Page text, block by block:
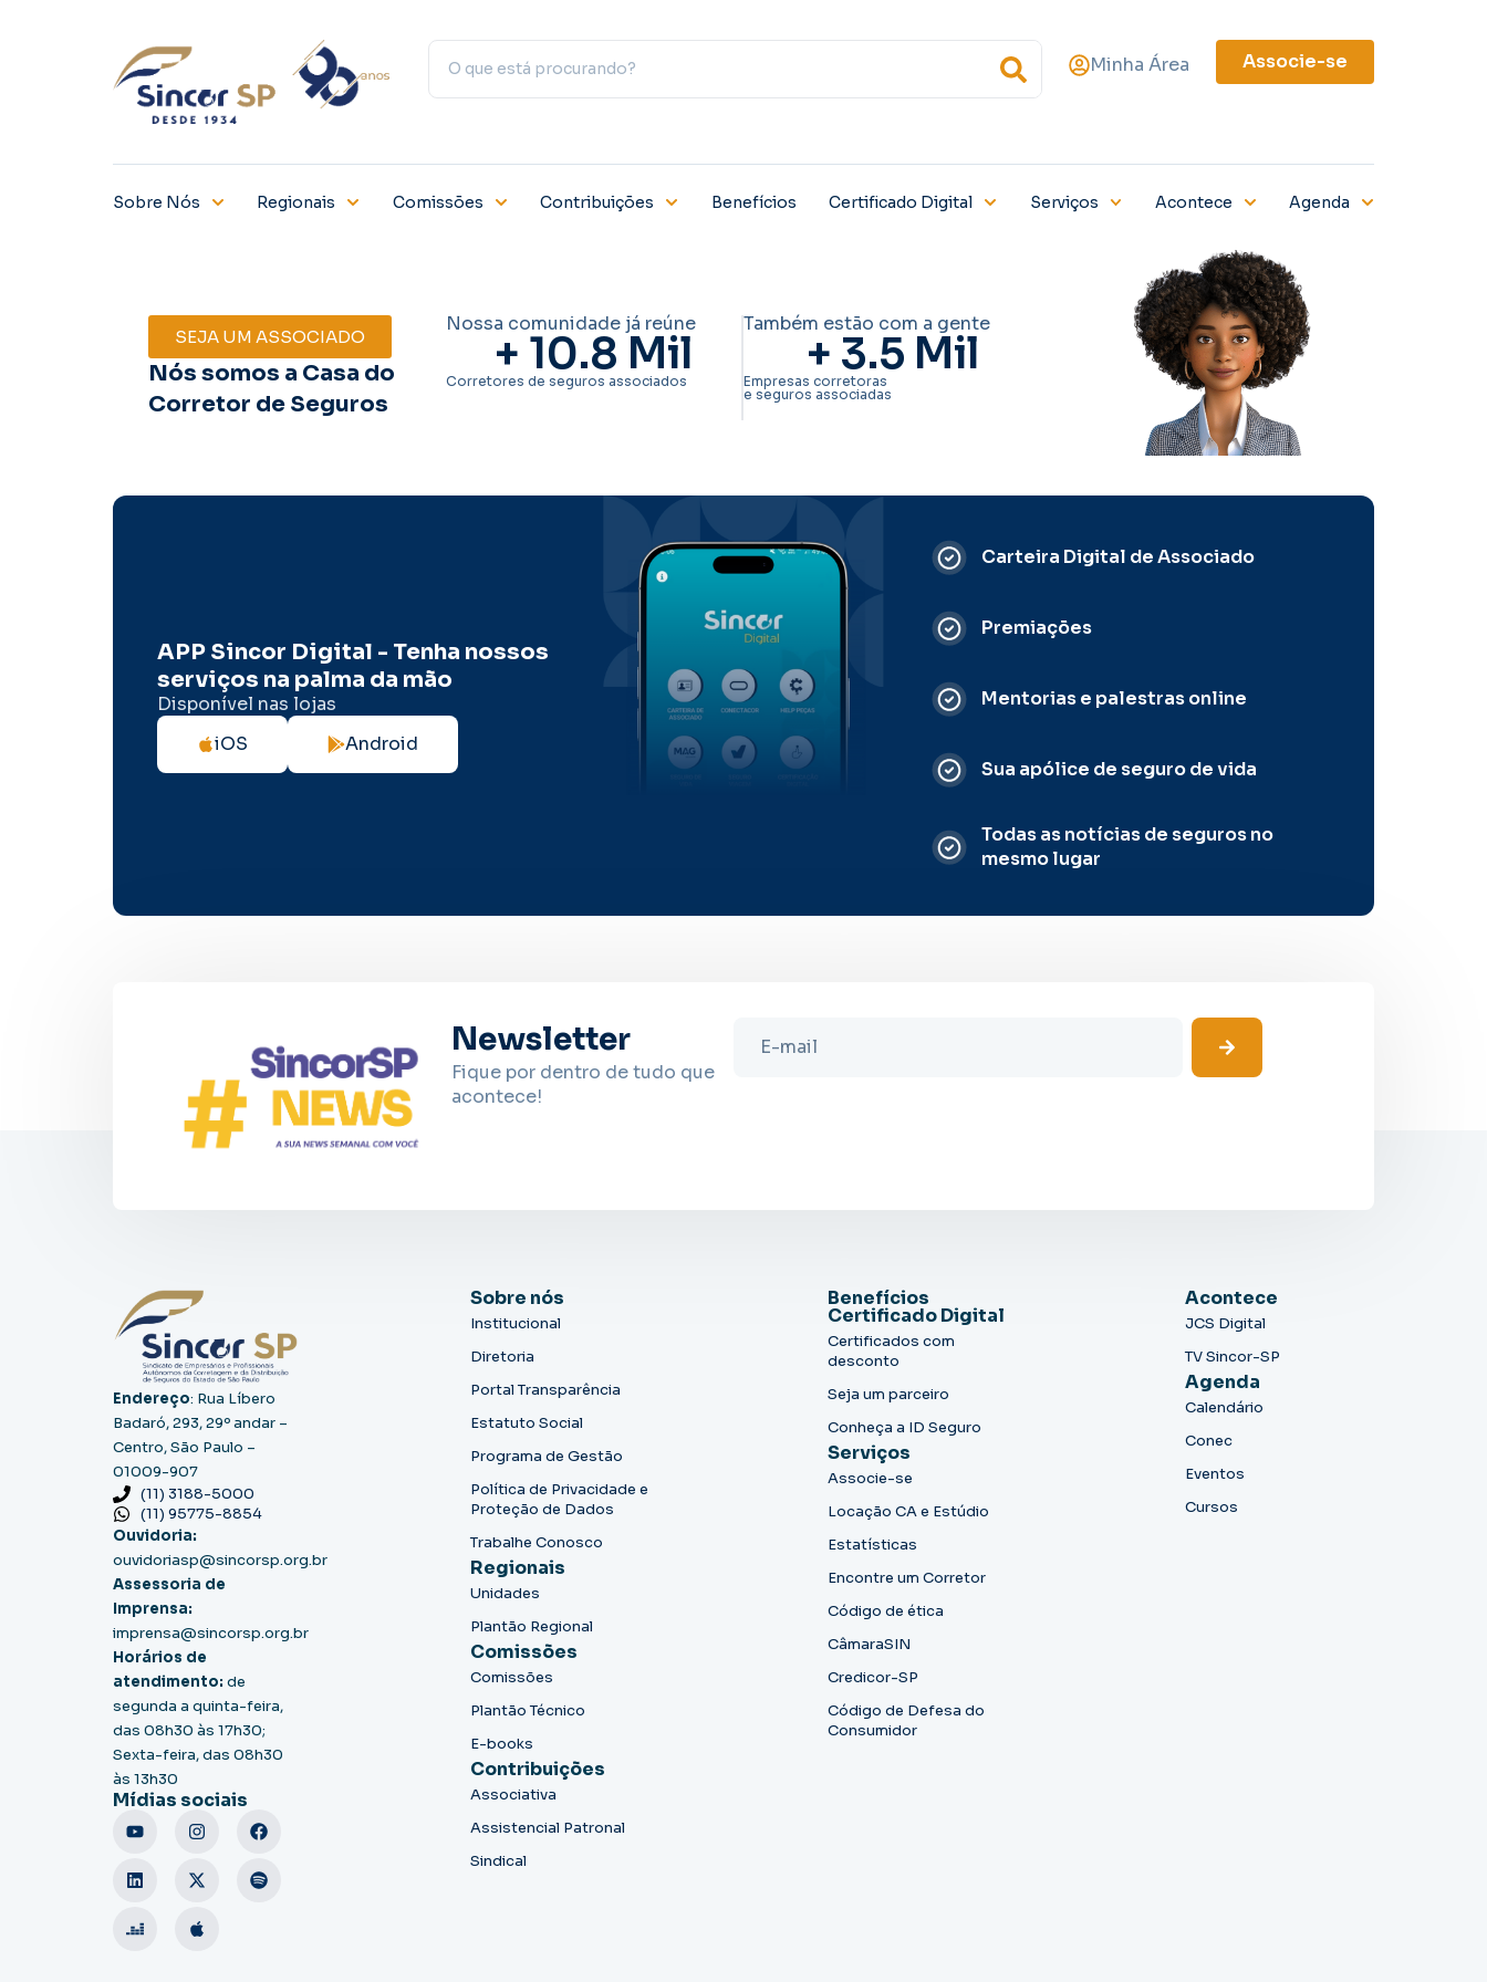
Minha Área Associe-se
Sobre Nós Regionais Comissões Contribuições Benefícios Certificado Digital Serviços Acontece Agenda
SEJA UM ASSOCIADO
Nós somos a Casa do
Corretor de Seguros
Nossa comunidade já reúne
+ 10.8 Mil
Corretores de seguros associados
Também estão com a gente
+ 3.5 Mil
Empresas corretoras
e seguros associadas
APP Sincor Digital - Tenha nossos
serviços na palma da mão
Disponível nas lojas
iOS
Android
Carteira Digital de Associado
Premiações
Mentorias e palestras online
Sua apólice de seguro de vida
Todas as notícias de seguros no
mesmo lugar
Newsletter
Fique por dentro de tudo que
acontece!
Endereço: Rua Líbero
Badaró, 293, 29º andar –
Centro, São Paulo –
01009-907
(11) 3188-5000
(11) 95775-8854
Ouvidoria:
ouvidoriasp@sincorsp.org.br
Assessoria de
Imprensa:
imprensa@sincorsp.org.br
Horários de
atendimento: de
segunda a quinta-feira,
das 08h30 às 17h30;
Sexta-feira, das 08h30
às 13h30
Mídias sociais
Sobre nós
Institucional
Diretoria
Portal Transparência
Estatuto Social
Programa de Gestão
Política de Privacidade e
Proteção de Dados
Trabalhe Conosco
Regionais
Unidades
Plantão Regional
Comissões
Comissões
Plantão Técnico
E-books
Contribuições
Associativa
Assistencial Patronal
Sindical
Benefícios
Certificado Digital
Certificados com
desconto
Seja um parceiro
Conheça a ID Seguro
Serviços
Associe-se
Locação CA e Estúdio
Estatísticas
Encontre um Corretor
Código de ética
CâmaraSIN
Credicor-SP
Código de Defesa do
Consumidor
Acontece
JCS Digital
TV Sincor-SP
Agenda
Calendário
Conec
Eventos
Cursos